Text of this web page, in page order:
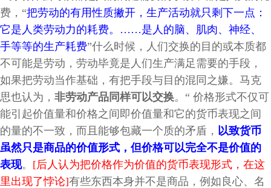
费，“把劳动的有用性质撇开，生产活动就只剩下一点：
它是人类劳动力的耗费。……是人的脑、肌肉、神经、
手等等的生产耗费”什么时候，人们交换的目的或本质都
不可能是劳动，劳动毕竟是人们生产满足需要的手段，
如果把劳动当作基础，有把手段与目的混同之嫌。马克
思也认为， 非劳动产品同样可以交换。“ 价格形式不仅可
能引起价值量和价格之间即价值量和它的货币表现之间
的量的不一致，而且能够包藏一个质的矛盾， 以致货币
虽然只是商品的价值形式，但价格可以完全不是价值的
表现。 [后人认为把价格作为价值的货币表现形式，在这
里出现了悖论]有些东西本身并不是商品，例如良心、名